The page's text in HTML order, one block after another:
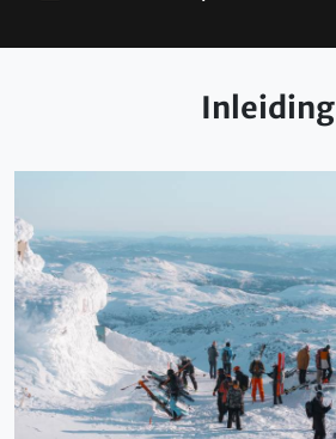
Inleiding